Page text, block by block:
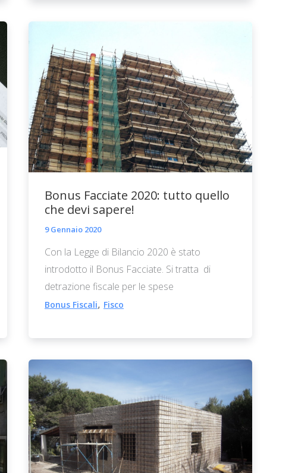
Bonus Facciate 2020: tutto quello
che devi sapere!
9 Gennaio 2020
Con la Legge di Bilancio 2020 è stato
introdotto il Bonus Facciate. Si tratta di
detrazione fiscale per le spese
Bonus Fiscali, Fisco